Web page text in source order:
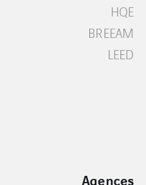
HQE
BREEAM
LEED
Agences